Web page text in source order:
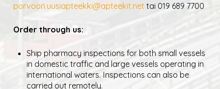
porvoon.uusiapteekki@apteekit.net tai 019 689 7700
Order through us:
Ship pharmacy inspections for both small vessels
in domestic traffic and large vessels operating in
international waters. Inspections can also be
carried out remotely.